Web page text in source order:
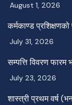
August 1, 2026
कर्मकाण्ड
July 31, 2026
सम्पत्ति विवरण फारम
July 23, 2026
शास्त्री प्रथम वर्ष